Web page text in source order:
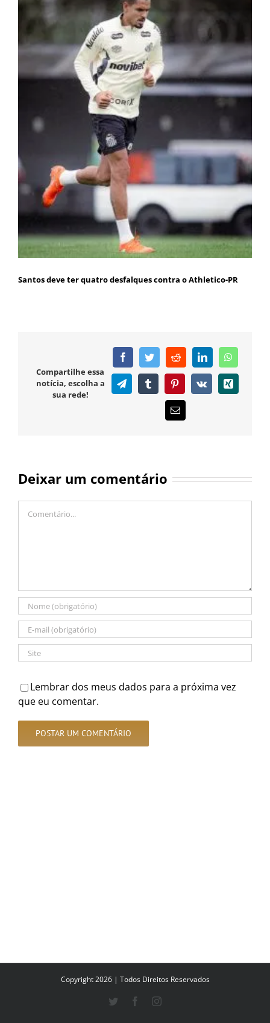
Santos deve ter quatro desfalques contra o Athletico-PR
Compartilhe essa
notícia, escolha a
sua rede!
FacebookTwitterRedditLinkedIn
TelegramTumblr PinterestVk Xing
E-
mail
Deixar um comentário
Lembrar dos meus dados para a próxima vez
que eu comentar.
Copyright 2026 | Todos Direitos Reservados
Twitter FacebookInstagram